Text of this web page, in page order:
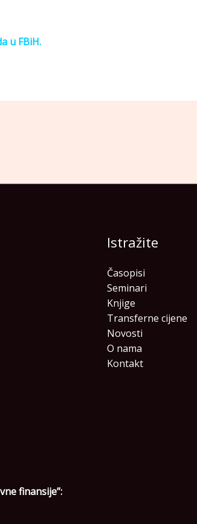
u FBiH.
finansije”:
Istražite
Časopisi
Seminari
Knjige
Transferne cijene
Novosti
O nama
Kontakt